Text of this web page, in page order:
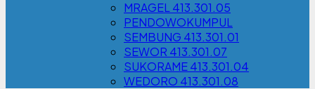
MRAGEL 413.301.05
PENDOWOKUMPUL
SEMBUNG 413.301.01
SEWOR 413.301.07
SUKORAME 413.301.04
WEDORO 413.301.08